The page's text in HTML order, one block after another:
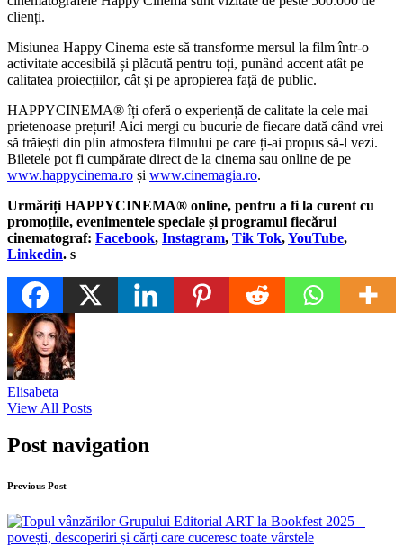
clienți.
Misiunea Happy Cinema este să transforme mersul la film într-o
activitate accesibilă și plăcută pentru toți, punând accent atât pe
calitatea proiecțiilor, cât și pe apropierea față de public.
HAPPYCINEMA® îți oferă o experiență de calitate la cele mai
prietenoase prețuri! Aici mergi cu bucurie de fiecare dată când vrei
să trăiești din plin atmosfera filmului pe care ți-ai propus să-l vezi.
Biletele pot fi cumpărate direct de la cinema sau online de pe
www.happycinema.ro și www.cinemagia.ro.
Urmăriți HAPPYCINEMA® online, pentru a fi la curent cu
promoțiile, evenimentele speciale și programul fiecărui
cinematograf: Facebook, Instagram, Tik Tok,YouTube,
Linkedin. s
Elisabeta
View All Posts
Post navigation
Previous Post